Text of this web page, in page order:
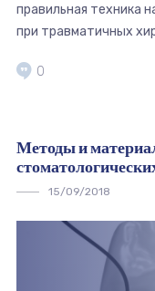
правильная техника
при травматичных
0
Методы и
15/09/2018